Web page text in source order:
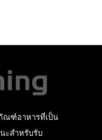
ณฑ์อาหารที่เป็น
ะสำหรับรับ